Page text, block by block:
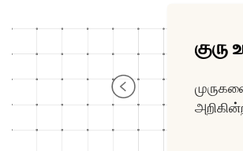
குரு